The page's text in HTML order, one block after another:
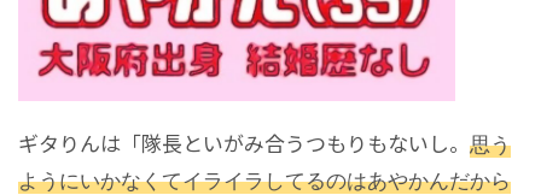
ギタりんは「隊長といがみ合うつもりもないし。 思う
ようにいかなくてイライラしてるのはあやかんだから